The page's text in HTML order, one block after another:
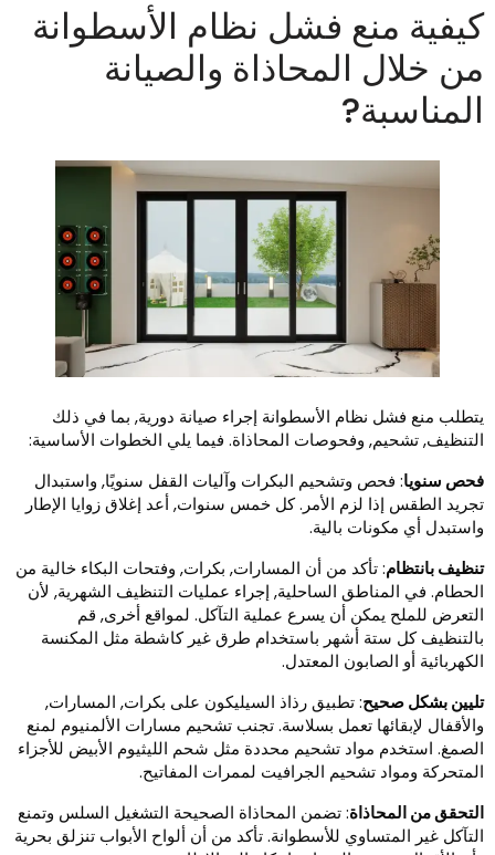
منع فشل نظام الأسطوانة
خلال المحاذاة والصيانة
منع فشل نظام الأسطوانة إجراء صيانة دورية, بما في ذلك
تشحيم, وفحوصات المحاذاة. فيما يلي الخطوات الأساسية:
سنويا: فحص وتشحيم البكرات وآليات القفل سنويًا, واستبدال
الطقس إذا لزم الأمر. كل خمس سنوات, أعد إغلاق زوايا الإطار
أي مكونات بالية.
بانتظام: تأكد من أن المسارات, بكرات, وفتحات البكاء خالية من
في المناطق الساحلية, إجراء عمليات التنظيف الشهرية, لأن
للملح يمكن أن يسرع عملية التآكل. لمواقع أخرى, قم
كل ستة أشهر باستخدام طرق غير كاشطة مثل المكنسة
أو الصابون المعتدل.
بشكل صحيح: تطبيق رذاذ السيليكون على بكرات, المسارات,
لإبقائها تعمل بسلاسة. تجنب تشحيم مسارات الألمنيوم لمنع
استخدم مواد تشحيم محددة مثل شحم الليثيوم الأبيض للأجزاء
ومواد تشحيم الجرافيت لممرات المفاتيح.
من المحاذاة: تضمن المحاذاة الصحيحة التشغيل السلس وتمنع
غير المتساوي للأسطوانة. تأكد من أن ألواح الأبواب تنزلق بحرية